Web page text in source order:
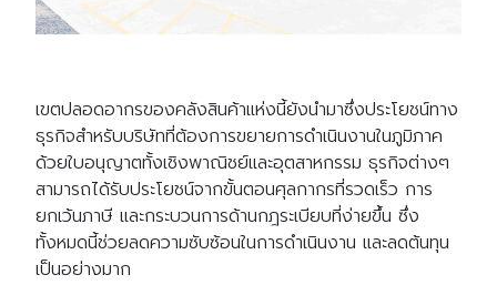
เขตปลอดอากรของคลังสินค้าแห่งนี้ยังนำมาซึ่งประโยชน์ทาง
ธุรกิจสำหรับบริษัทที่ต้องการขยายการดำเนินงานในภูมิภาค
ด้วยใบอนุญาตทั้งเชิงพาณิชย์และอุตสาหกรรม ธุรกิจต่างๆ
สามารถได้รับประโยชน์จากขั้นตอนศุลกากรที่รวดเร็ว การ
ยกเว้นภาษี และกระบวนการด้านกฎระเบียบที่ง่ายขึ้น ซึ่ง
ทั้งหมดนี้ช่วยลดความซับซ้อนในการดำเนินงาน และลดต้นทุน
เป็นอย่างมาก